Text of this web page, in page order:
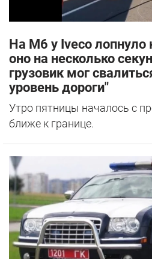
На М6 у Iveco лопнуло
оно на несколько
грузовик мог
уровень дороги"
Утро пятницы началось с
ближе к границе.